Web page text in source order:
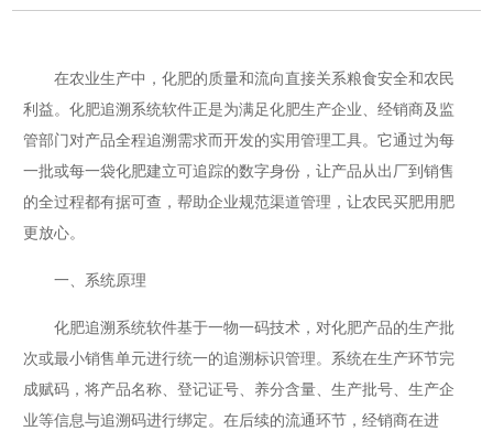
在农业生产中，化肥的质量和流向直接关系粮食安全和农民
利益。化肥追溯系统软件正是为满足化肥生产企业、经销商及监
管部门对产品全程追溯需求而开发的实用管理工具。它通过为每
一批或每一袋化肥建立可追踪的数字身份，让产品从出厂到销售
的全过程都有据可查，帮助企业规范渠道管理，让农民买肥用肥
更放心。
一、系统原理
化肥追溯系统软件基于一物一码技术，对化肥产品的生产批
次或最小销售单元进行统一的追溯标识管理。系统在生产环节完
成赋码，将产品名称、登记证号、养分含量、生产批号、生产企
业等信息与追溯码进行绑定。在后续的流通环节，经销商在进